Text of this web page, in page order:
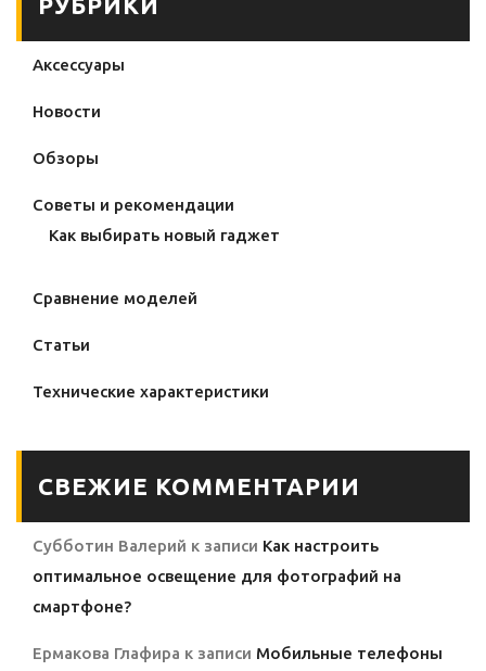
Аксессуары
Новости
Обзоры
Советы и рекомендации
Как выбирать новый гаджет
Сравнение моделей
Статьи
Технические характеристики
СВЕЖИЕ КОММЕНТАРИИ
Субботин Валерий к записи Как настроить
оптимальное освещение для фотографий на
смартфоне?
Ермакова Глафира к записи Мобильные телефоны